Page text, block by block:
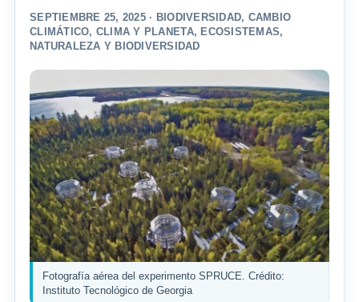
SEPTIEMBRE 25, 2025 · BIODIVERSIDAD, CAMBIO
CLIMÁTICO, CLIMA Y PLANETA, ECOSISTEMAS,
NATURALEZA Y BIODIVERSIDAD
Fotografía aérea del experimento SPRUCE. Crédito:
Instituto Tecnológico de Georgia